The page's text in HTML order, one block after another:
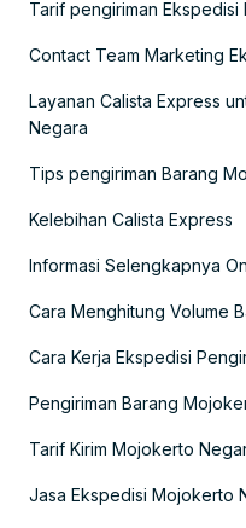
Tarif pengiriman
Contact Team Marketing
Layanan Calista Express
Negara
Tips pengiriman Barang
Kelebihan Calista Express
Informasi Selengkapnya
Cara Menghitung Volume
Cara Kerja Ekspedisi
Pengiriman Barang
Tarif Kirim Mojokerto
Jasa Ekspedisi Mojokerto